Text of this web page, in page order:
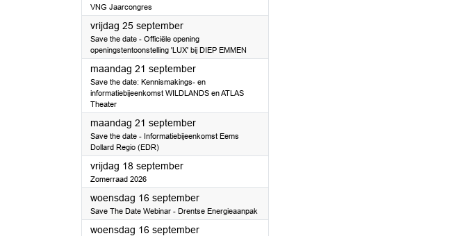
VNG Jaarcongres
vrijdag 25 september2026
Save the date - Officiële opening
openingstentoonstelling 'LUX' bij DIEP EMMEN
maandag 21 september2026
Save the date: Kennismakings- en
informatiebijeenkomst WILDLANDS en ATLAS
Theater
maandag 21 september2026
Save the date - Informatiebijeenkomst Eems
Dollard Regio (EDR)
vrijdag 18 september2026
Zomerraad 2026
woensdag 16 september2026
Save The Date Webinar - Drentse Energieaanpak
woensdag 16 september2026